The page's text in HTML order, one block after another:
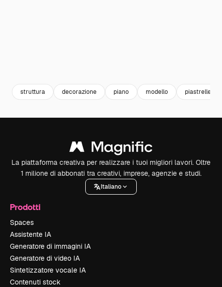
struttura decorazione piano modello piastrelle
La piattaforma creativa per realizzare i tuoi migliori lavori. Oltre
1 milione di abbonati tra creativi, imprese, agenzie e studi.
Italiano
Prodotti
Spaces
Assistente IA
Generatore di immagini IA
Generatore di video IA
Sintetizzatore vocale IA
Contenuti stock